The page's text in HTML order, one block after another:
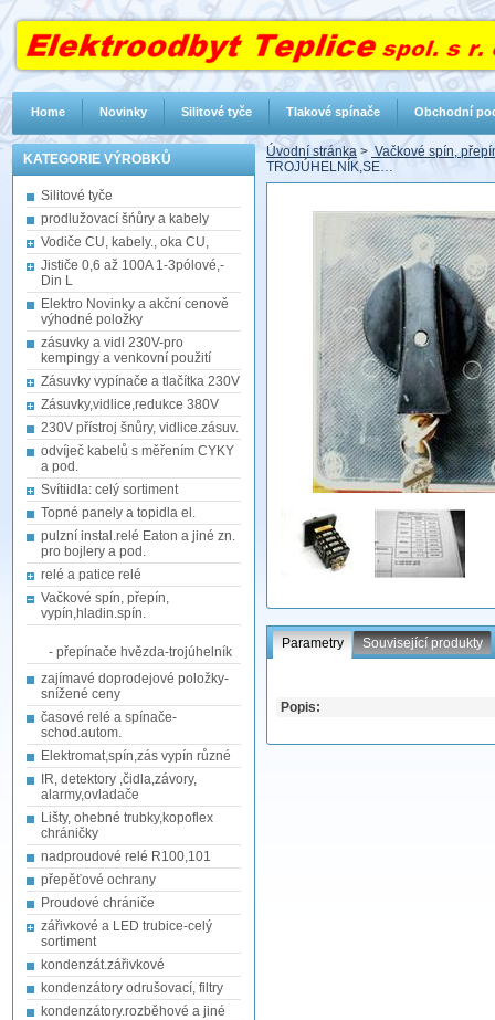
KATEGORIE VÝROBKŮ
Silitové tyče
prodlužovací šńůry a kabely
Vodiče CU, kabely., oka CU,
Jističe 0,6 až 100A 1-3pólové,-
Din L
Elektro Novinky a akční cenově
výhodné položky
zásuvky a vidl 230V-pro
kempingy a venkovní použití
Zásuvky vypínače a tlačítka 230V
Zásuvky,vidlice,redukce 380V
230V přístroj šnůry, vidlice.zásuv.
odvíječ kabelů s měřením CYKY
a pod.
Svítiidla: celý sortiment
Topné panely a topidla el.
pulzní instal.relé Eaton a jiné zn.
pro bojlery a pod.
relé a patice relé
Vačkové spín, přepín,
vypín,hladin.spín.
- přepínače hvězda-trojúhelník
zajímavé doprodejové položky-
snížené ceny
časové relé a spínače-
schod.autom.
Elektromat,spín,zás vypín různé
IR, detektory ,čidla,závory,
alarmy,ovladače
Lišty, ohebné trubky,kopoflex
chráničky
nadproudové relé R100,101
přepěťové ochrany
Proudové chrániče
zářivkové a LED trubice-celý
sortiment
kondenzát.zářivkové
kondenzátory odrušovací, filtry
kondenzátory.rozběhové a jiné
Úvodní stránka > Vačkové spín,
TROJÚHELNÍK,SE…
Parametry Související produkty
Popis:
Home Novinky Silitové tyče Tlakové spínače Obchodní